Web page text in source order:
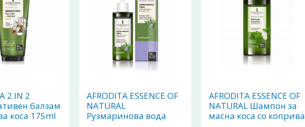
2 IN 2
балзам
коса 175ml
AFRODITA ESSENCE OF
NATURAL
Рузмаринова вода
AFRODITA ESSENCE OF
NATURAL Шампон за
масна коса со коприва